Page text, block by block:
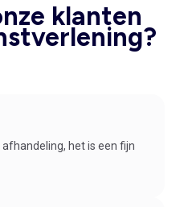
klanten
het is een fijn